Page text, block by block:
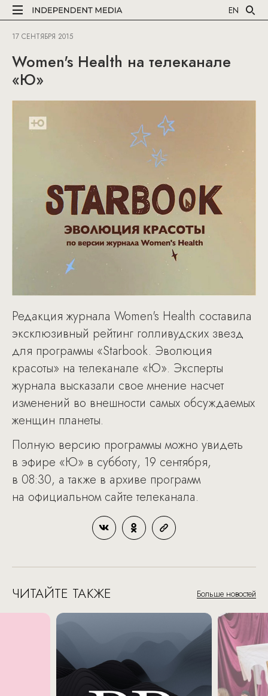
EN
17 СЕНТЯБРЯ 2015
Women's Health на телеканале
«Ю»
Редакция журнала Women's Health составила
эксклюзивный рейтинг голливудских звезд
для программы «Starbook. Эволюция
красоты» на телеканале «Ю». Эксперты
журнала высказали свое мнение насчет
изменений во внешности самых обсуждаемых
женщин планеты.
Полную версию программы можно увидеть
в эфире «Ю» в субботу, 19 сентября,
в 08:30, а также в архиве программ
на официальном сайте телеканала.
ЧИТАЙТЕ ТАКЖЕ Больше новостей